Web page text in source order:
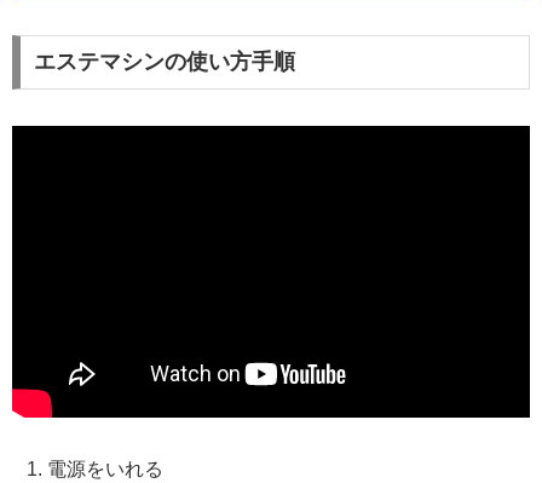
エステマシンの使い方手順
電源をいれる